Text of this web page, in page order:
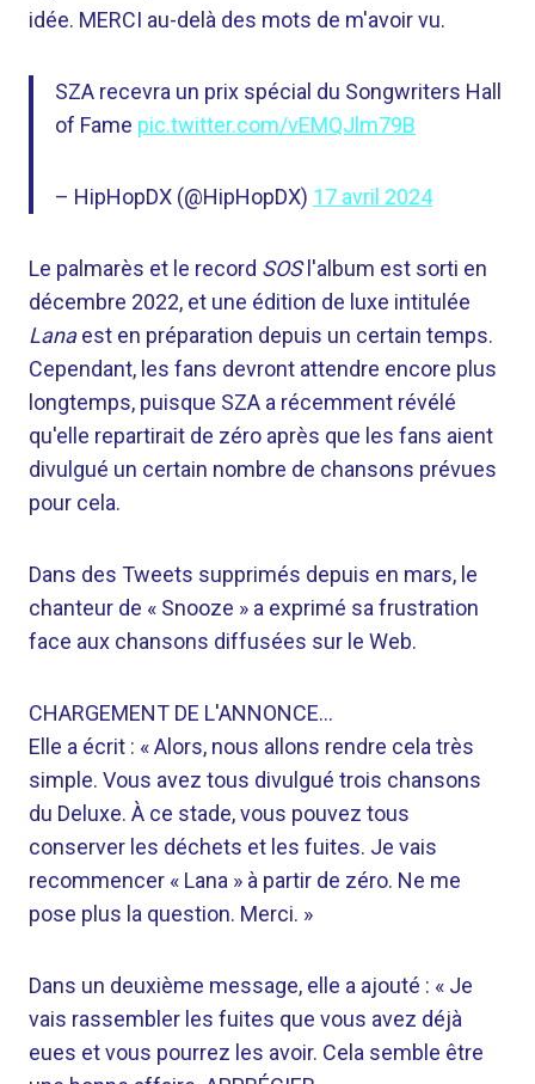
idée. MERCI au-delà des mots de m'avoir vu.
SZA recevra un prix spécial du Songwriters Hall
of Fame pic.twitter.com/vEMQJlm79B
– HipHopDX (@HipHopDX) 17 avril 2024
Le palmarès et le record SOSl'album est sorti en
décembre 2022, et une édition de luxe intitulée
Lanaest en préparation depuis un certain temps.
Cependant, les fans devront attendre encore plus
longtemps, puisque SZA a récemment révélé
qu'elle repartirait de zéro après que les fans aient
divulgué un certain nombre de chansons prévues
pour cela.
Dans des Tweets supprimés depuis en mars, le
chanteur de « Snooze » a exprimé sa frustration
face aux chansons diffusées sur le Web.
CHARGEMENT DE L'ANNONCE…
Elle a écrit : « Alors, nous allons rendre cela très
simple. Vous avez tous divulgué trois chansons
du Deluxe. À ce stade, vous pouvez tous
conserver les déchets et les fuites. Je vais
recommencer « Lana » à partir de zéro. Ne me
pose plus la question. Merci. »
Dans un deuxième message, elle a ajouté : « Je
vais rassembler les fuites que vous avez déjà
eues et vous pourrez les avoir. Cela semble être